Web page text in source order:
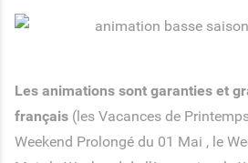
Les animations sont garanties et
français (les Vacances de
Weekend Prolongé du 01 Mai , le